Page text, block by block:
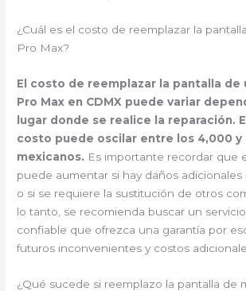
¿Cuál es el costo de reemplazar la
Pro Max?
El costo de reemplazar la pantalla de
Pro Max en CDMX puede variar
lugar donde se realice la reparación.
costo puede oscilar entre los 4,000 y
mexicanos. Es importante recordar que
puede aumentar si hay daños adicionales
o si se requiere la sustitución de otros
lo tanto, se recomienda buscar un
confiable que ofrezca una garantía por
futuros inconvenientes y costos
¿Qué sucede si reemplazo la pantalla de